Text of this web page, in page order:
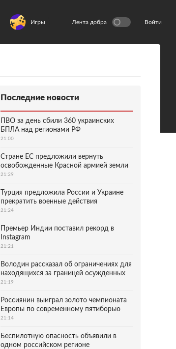
Игры Лента добра Войти
Последние новости
ПВО за день сбили 360 украинских
БПЛА над регионами РФ
21:00
Стране ЕС предложили вернуть
освобожденные Красной армией земли
21:29
Турция предложила России и Украине
прекратить военные действия
21:24
Премьер Индии поставил рекорд в
Instagram
21:21
Володин рассказал об ограничениях для
находящихся за границей осужденных
21:19
Россиянин выиграл золото чемпионата
Европы по современному пятиборью
21:14
Беспилотную опасность объявили в
одном российском регионе